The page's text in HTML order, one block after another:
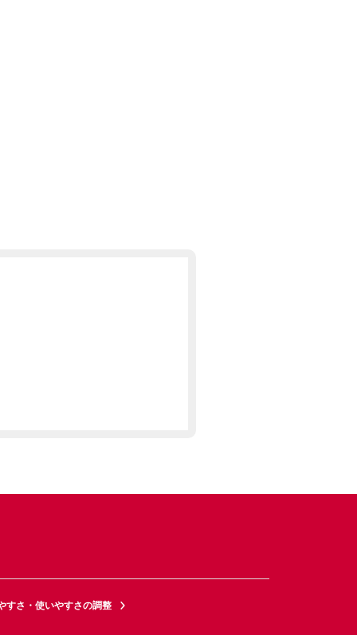
すさ・使いやすさの調整